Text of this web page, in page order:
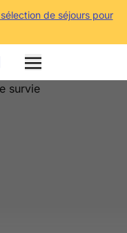
de séjours pour